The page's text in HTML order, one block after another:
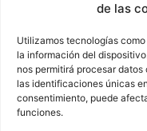
de las
Utilizamos tecnologías
la información del
nos permitirá procesar
las identificaciones únicas
consentimiento, puede
funciones.